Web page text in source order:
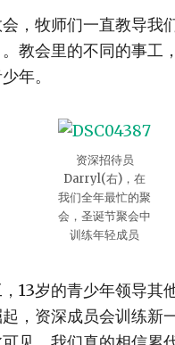
，牧师们一直教导我
教会里的不同的事工
年。
资深招待员
Darryl(右)，在
我们全年最忙的聚
会，圣诞节聚会中
训练年轻成员
13岁的青少年领导其
，资深成员会训练新